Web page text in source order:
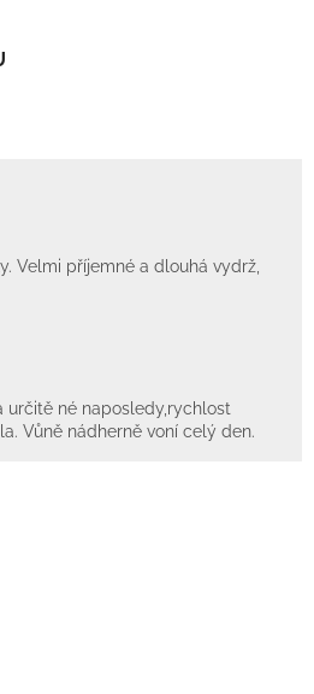
Velmi příjemné a dlouhá vydrž,
určitě né naposledy,rychlost
Vůně nádherně voní celý den.